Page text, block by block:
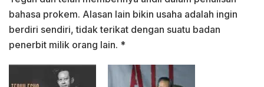
bahasa prokem. Alasan lain bikin usaha adalah ingin
berdiri sendiri, tidak terikat dengan suatu badan
penerbit milik orang lain. *